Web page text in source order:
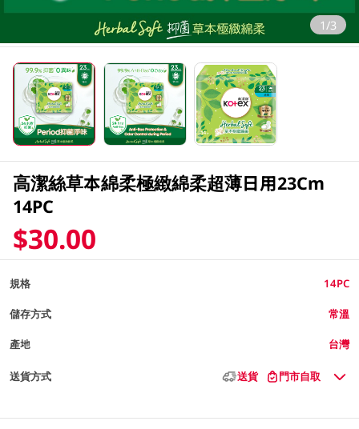
1/3
高潔絲草本綿柔極緻綿柔超薄日用23Cm
14PC
$30.00
規格 14PC
儲存方式 常溫
產地 台灣
送貨方式 送貨 門市自取